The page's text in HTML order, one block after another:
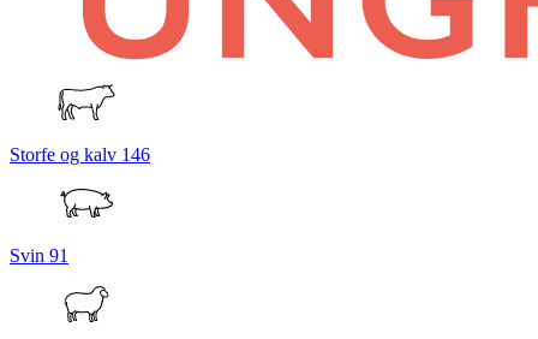
Storfe og kalv 146
Svin 91